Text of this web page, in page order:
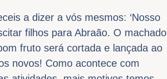
a dizer a vós mesmos: ‘Nosso
filhos para Abraão. O machado
fruto será cortada e lançada ao
novos! Como acontece com